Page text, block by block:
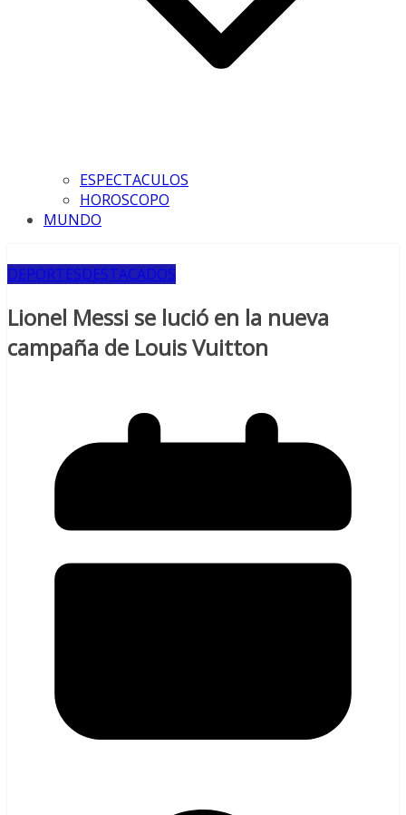
ESPECTACULOS
HOROSCOPO
MUNDO
DEPORTESDESTACADOS
Lionel Messi se lució en la nueva
campaña de Louis Vuitton